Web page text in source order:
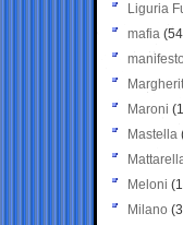
Liguria
mafia
manifesto
Maroni
Mastella
Meloni
Milano